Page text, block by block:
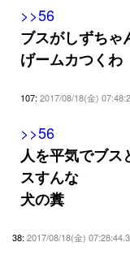
>>56
ブスがしずちゃ
げームカつくわ
107: 2017/08/18(金)
>>56
人を平気でブス
スすんな
犬の糞
38: 2017/08/18(金)